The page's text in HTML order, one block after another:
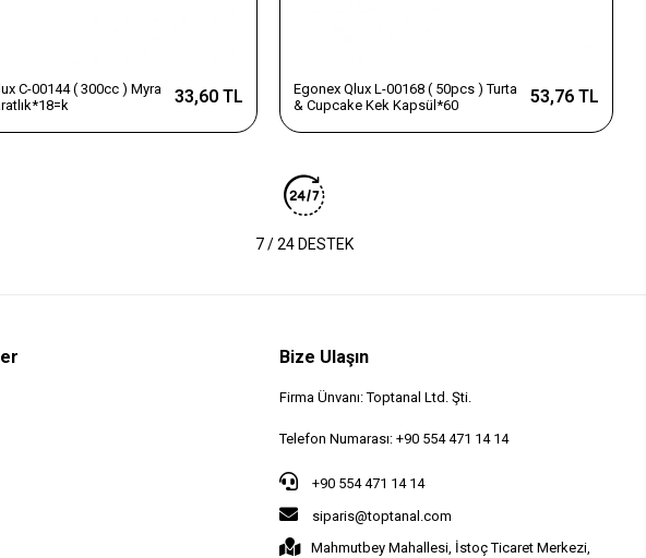
C-00144 ( 300cc ) Myra
33,60 TL
Egonex Qlux L-00168 ( 50pcs ) Turta
& Cupcake Kek Kapsül*60
53,76 TL
7 / 24 DESTEK
Bize Ulaşın
Firma Ünvanı: Toptanal Ltd. Şti.
Telefon Numarası: +90 554 471 14 14
+90 554 471 14 14
siparis@toptanal.com
Mahmutbey Mahallesi, İstoç Ticaret Merkezi,